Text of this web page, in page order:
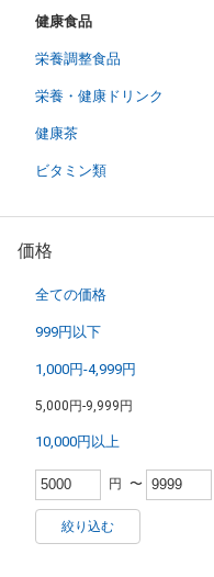
健康食品
栄養調整食品
栄養・健康ドリンク
健康茶
ビタミン類
価格
全ての価格
999円以下
1,000円-4,999円
5,000円-9,999円
10,000円以上
円 〜
絞り込む